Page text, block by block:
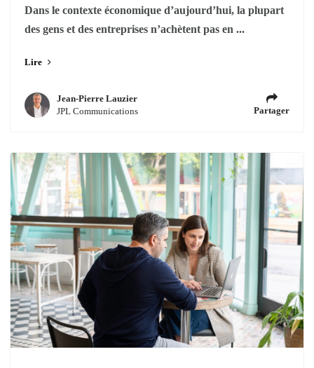
Dans le contexte économique d’aujourd’hui, la plupart
des gens et des entreprises n’achètent pas en ...
Lire
Jean-Pierre Lauzier
JPL Communications
Partager